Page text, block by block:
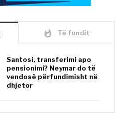
whatshot Të fundit
Santosi, transferimi apo
pensionimi? Neymar do të
vendosë përfundimisht në
dhjetor